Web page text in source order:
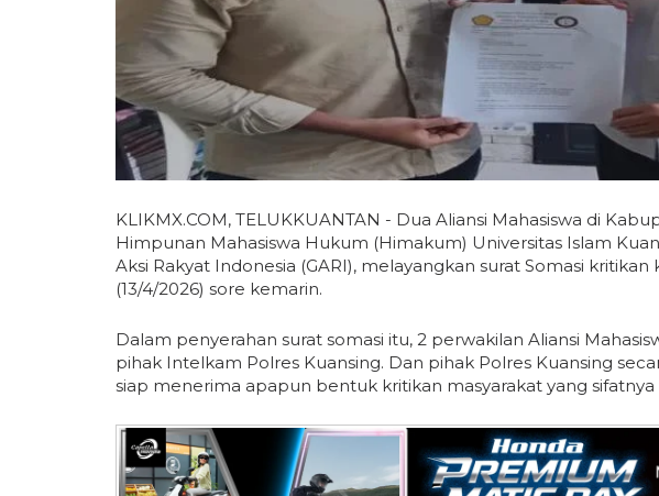
KLIKMX.COM, TELUKKUANTAN - Dua Aliansi Mahasiswa di
Himpunan Mahasiswa Hukum (Himakum) Universitas Islam
Aksi Rakyat Indonesia (GARI), melayangkan surat Somasi kritikan
(13/4/2026) sore kemarin.
Dalam penyerahan surat somasi itu, 2 perwakilan Aliansi
pihak Intelkam Polres Kuansing. Dan pihak Polres Kuansing
siap menerima apapun bentuk kritikan masyarakat yang